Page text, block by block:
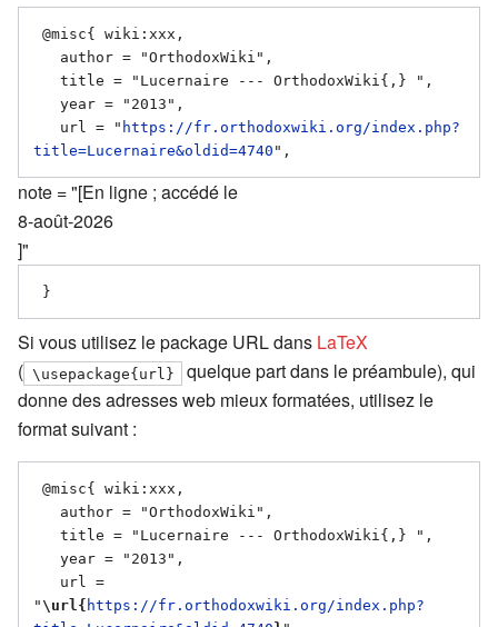
   url = "
https://fr.orthodoxwiki.org/index.php?
title=Lucernaire&oldid=4740
note = "[En ligne ; accédé le
8-août-2026
]"
Si vous utilisez le package URL dans LaTeX
( \usepackage{url}
quelque part dans le préambule), qui
donne des adresses web mieux formatées, utilisez le
format suivant :
" \url{ https://fr.orthodoxwiki.org/index.php?